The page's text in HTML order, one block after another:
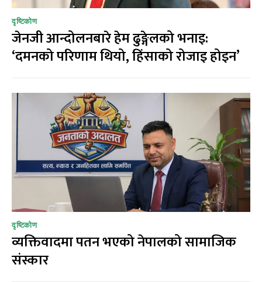
दृष्टिकोण
जेनजी आन्दोलनबारे हेम ढुङ्गेलको भनाइ:
‘दमनको परिणाम थियो, हिंसाको रोजाइ होइन’
दृष्टिकोण
व्यक्तिवादमा पतन भएको नेपालको सामाजिक
संस्कार